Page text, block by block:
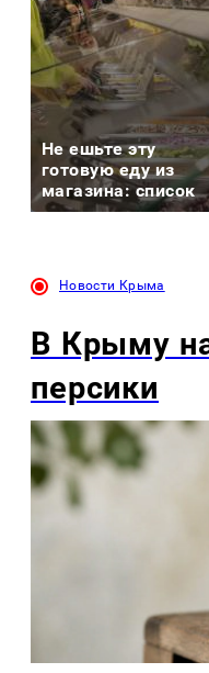
Не ешьте эту
готовую еду из
магазина: список
Новости Крыма
В Крыму
персики